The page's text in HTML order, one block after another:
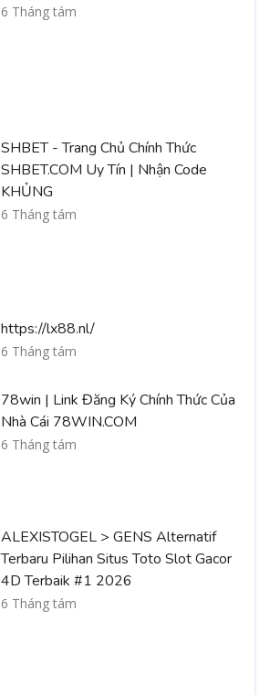
6 Tháng tám
SHBET - Trang Chủ Chính Thức
SHBET.COM Uy Tín | Nhận Code
KHỦNG
6 Tháng tám
https://lx88.nl/
6 Tháng tám
78win | Link Đăng Ký Chính Thức Của
Nhà Cái 78WIN.COM
6 Tháng tám
ALEXISTOGEL > GENS Alternatif
Terbaru Pilihan Situs Toto Slot Gacor
4D Terbaik #1 2026
6 Tháng tám